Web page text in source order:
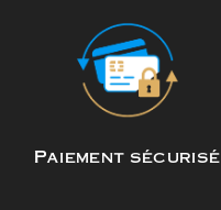
Paiement sécurisé